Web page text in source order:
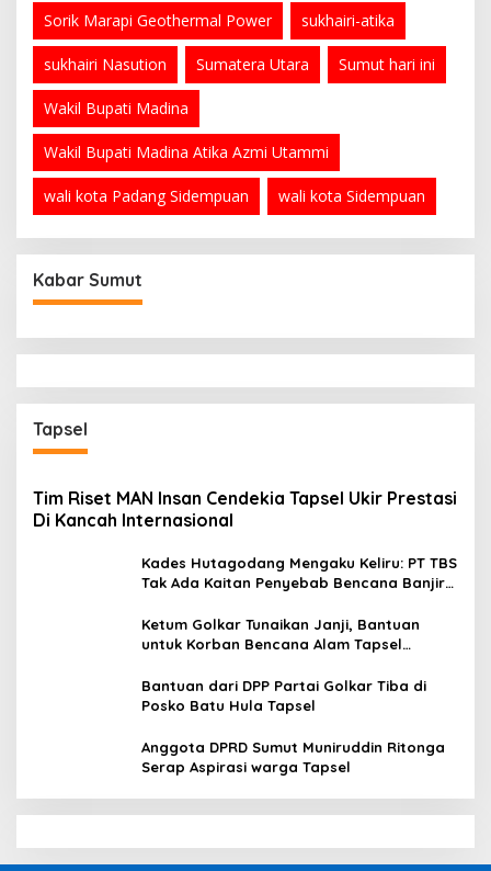
Sorik Marapi Geothermal Power sukhairi-atika
sukhairi Nasution Sumatera Utara Sumut hari ini
Wakil Bupati Madina
Wakil Bupati Madina Atika Azmi Utammi
wali kota Padang Sidempuan wali kota Sidempuan
Kabar Sumut
Tapsel
Tim Riset MAN Insan Cendekia Tapsel Ukir Prestasi
Di Kancah Internasional
Kades Hutagodang Mengaku Keliru: PT TBS
Tak Ada Kaitan Penyebab Bencana Banjir
Ketum Golkar Tunaikan Janji, Bantuan
untuk Korban Bencana Alam Tapsel
Bantuan dari DPP Partai Golkar Tiba di
Posko Batu Hula Tapsel
Anggota DPRD Sumut Muniruddin Ritonga
Serap Aspirasi warga Tapsel